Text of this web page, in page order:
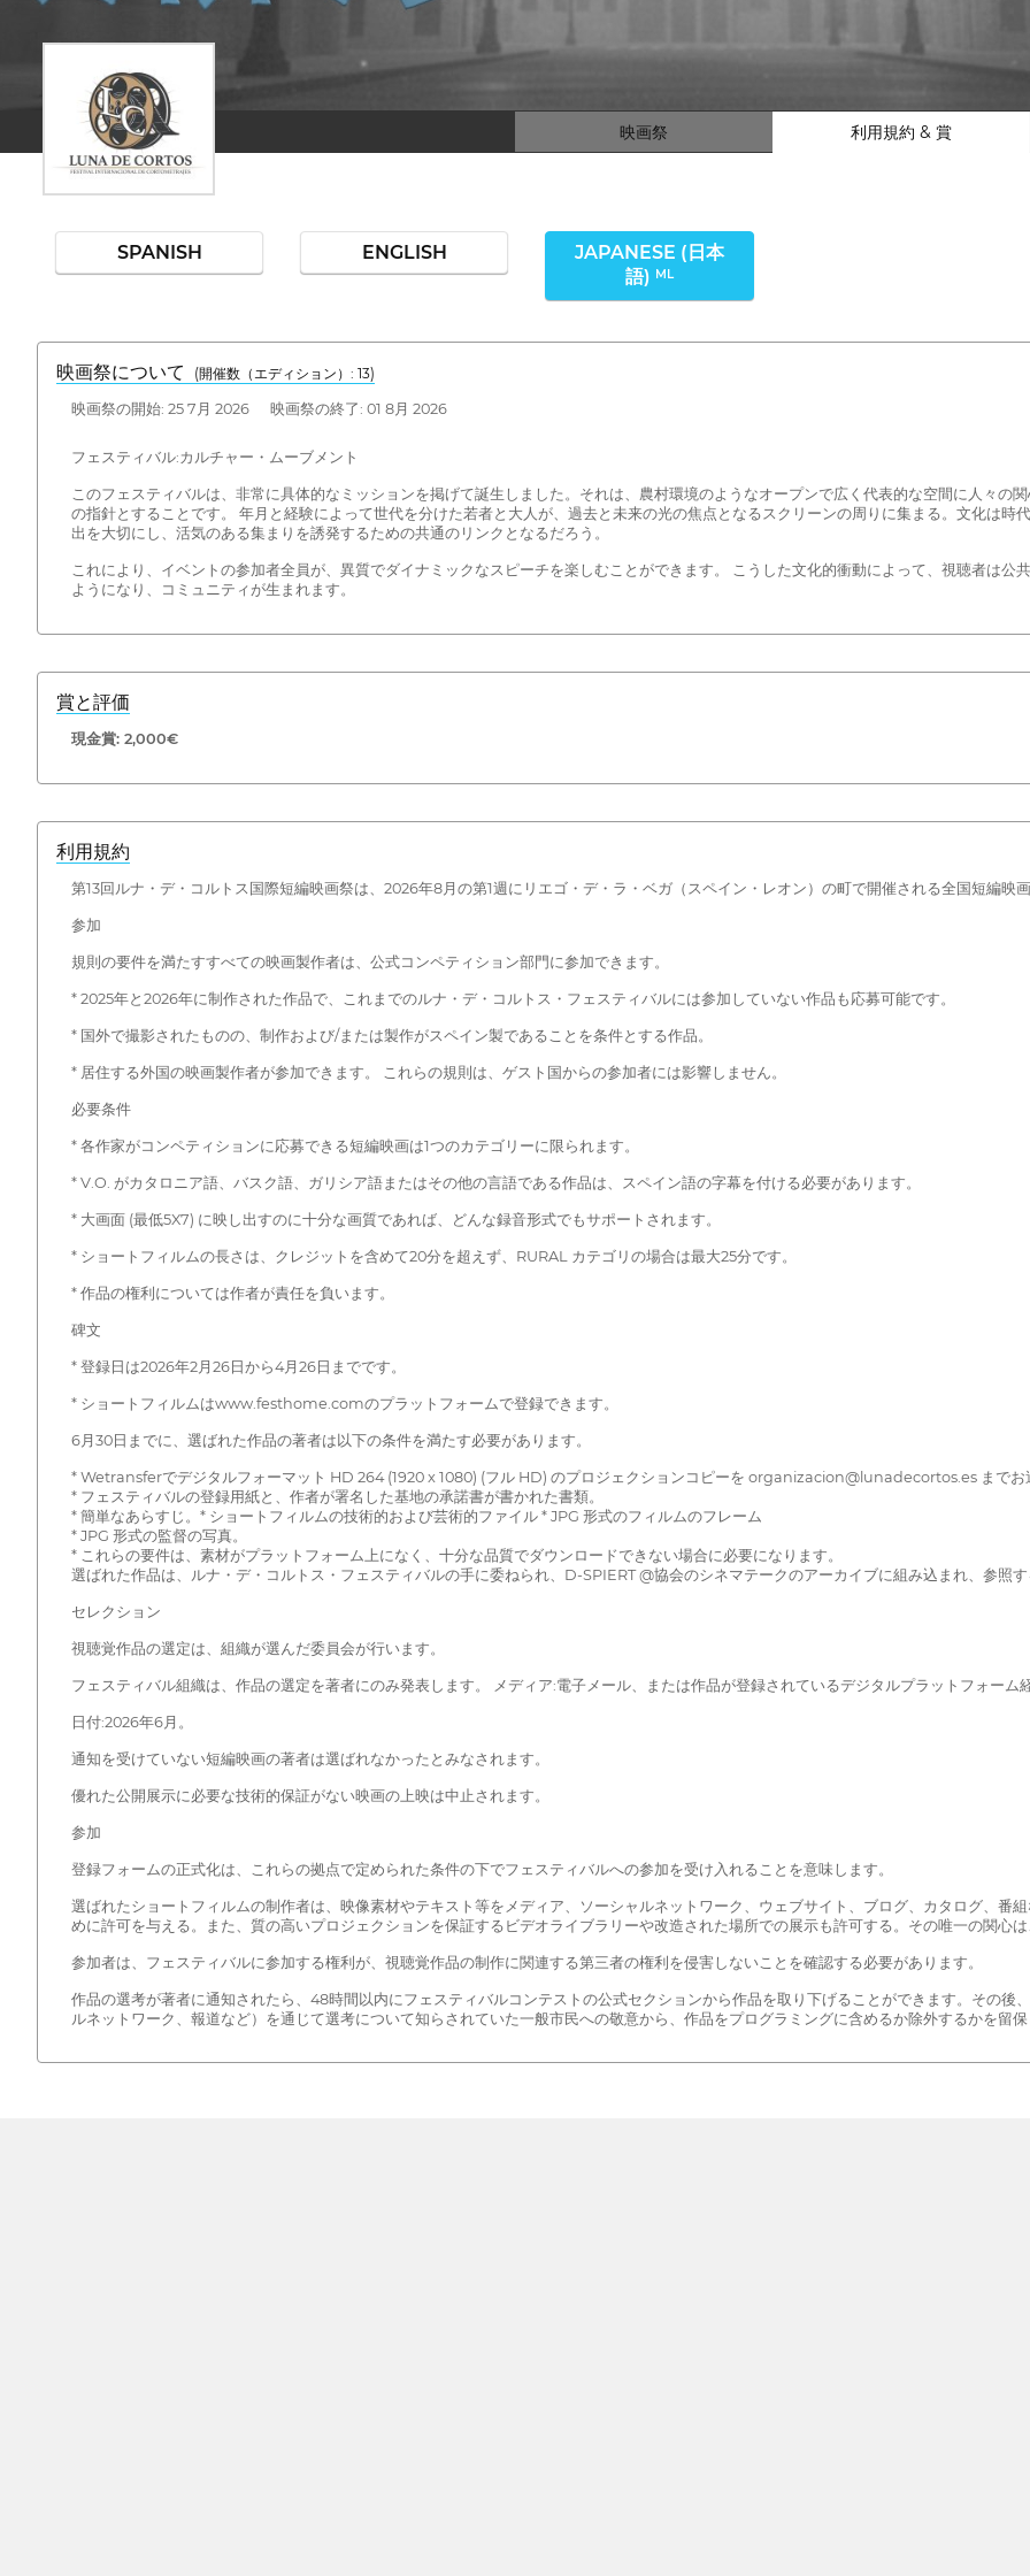
映画祭 利用規約 & 賞
SPANISH ENGLISH
JAPANESE (日本
語) ML
映画祭について (開催数（エディション）: 13)
映画祭の開始: 25 7月 2026 映画祭の終了: 01 8月 2026
フェスティバル:カルチャー・ムーブメント
このフェスティバルは、非常に具体的なミッションを掲げて誕生しました。それは、農村環境のようなオープンで広く代表的な空間に人々の
の指針とすることです。 年月と経験によって世代を分けた若者と大人が、過去と未来の光の焦点となるスクリーンの周りに集まる。文化は時
出を大切にし、活気のある集まりを誘発するための共通のリンクとなるだろう。
これにより、イベントの参加者全員が、異質でダイナミックなスピーチを楽しむことができます。 こうした文化的衝動によって、視聴者は公
ようになり、コミュニティが生まれます。
賞と評価
現金賞: 2,000€
利用規約
第13回ルナ・デ・コルトス国際短編映画祭は、2026年8月の第1週にリエゴ・デ・ラ・ベガ（スペイン・レオン）の町で開催される全国短編映
参加
規則の要件を満たすすべての映画製作者は、公式コンペティション部門に参加できます。
* 2025年と2026年に制作された作品で、これまでのルナ・デ・コルトス・フェスティバルには参加していない作品も応募可能です。
* 国外で撮影されたものの、制作および/または製作がスペイン製であることを条件とする作品。
* 居住する外国の映画製作者が参加できます。 これらの規則は、ゲスト国からの参加者には影響しません。
必要条件
* 各作家がコンペティションに応募できる短編映画は1つのカテゴリーに限られます。
* V.O. がカタロニア語、バスク語、ガリシア語またはその他の言語である作品は、スペイン語の字幕を付ける必要があります。
* 大画面 (最低5X7) に映し出すのに十分な画質であれば、どんな録音形式でもサポートされます。
* ショートフィルムの長さは、クレジットを含めて20分を超えず、RURAL カテゴリの場合は最大25分です。
* 作品の権利については作者が責任を負います。
碑文
* 登録日は2026年2月26日から4月26日までです。
* ショートフィルムはwww.festhome.comのプラットフォームで登録できます。
6月30日までに、選ばれた作品の著者は以下の条件を満たす必要があります。
* Wetransferでデジタルフォーマット HD 264 (1920 x 1080) (フル HD) のプロジェクションコピーを organizacion@lunadecortos.es までお
* フェスティバルの登録用紙と、作者が署名した基地の承諾書が書かれた書類。
* 簡単なあらすじ。* ショートフィルムの技術的および芸術的ファイル * JPG 形式のフィルムのフレーム
* JPG 形式の監督の写真。
* これらの要件は、素材がプラットフォーム上になく、十分な品質でダウンロードできない場合に必要になります。
選ばれた作品は、ルナ・デ・コルトス・フェスティバルの手に委ねられ、D-SPIERT @協会のシネマテークのアーカイブに組み込まれ、参照す
セレクション
視聴覚作品の選定は、組織が選んだ委員会が行います。
フェスティバル組織は、作品の選定を著者にのみ発表します。 メディア:電子メール、または作品が登録されているデジタルプラットフォーム経
日付:2026年6月。
通知を受けていない短編映画の著者は選ばれなかったとみなされます。
優れた公開展示に必要な技術的保証がない映画の上映は中止されます。
参加
登録フォームの正式化は、これらの拠点で定められた条件の下でフェスティバルへの参加を受け入れることを意味します。
選ばれたショートフィルムの制作者は、映像素材やテキスト等をメディア、ソーシャルネットワーク、ウェブサイト、ブログ、カタログ、番
めに許可を与える。また、質の高いプロジェクションを保証するビデオライブラリーや改造された場所での展示も許可する。その唯一の関心
参加者は、フェスティバルに参加する権利が、視聴覚作品の制作に関連する第三者の権利を侵害しないことを確認する必要があります。
作品の選考が著者に通知されたら、48時間以内にフェスティバルコンテストの公式セクションから作品を取り下げることができます。その後
ルネットワーク、報道など）を通じて選考について知らされていた一般市民への敬意から、作品をプログラミングに含めるか除外するかを留保